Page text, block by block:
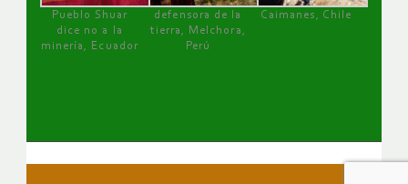
Pueblo Shuar
dice no a la
minería, Ecuador
defensora de la
tierra, Melchora,
Perú
Caimanes, Chile